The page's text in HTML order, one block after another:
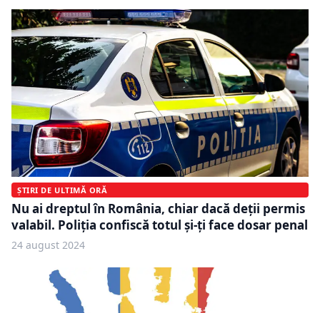
ȘTIRI DE ULTIMĂ ORĂ
Nu ai dreptul în România, chiar dacă deții permis
valabil. Poliția confiscă totul şi-ți face dosar penal
24 august 2024